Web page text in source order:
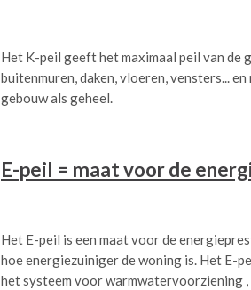
Het K-peil geeft het maximaal peil van
buitenmuren, daken, vloeren, vensters...
gebouw als geheel.
E-peil = maat voor de
Het E-peil is een maat voor de
hoe energiezuiniger de woning is. Het E-
het systeem voor warmwatervoorziening